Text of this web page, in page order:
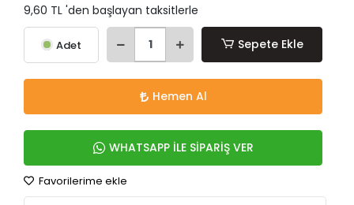
9,60 TL 'den başlayan taksitlerle
Adet Sepete Ekle
Hemen Al
WHATSAPP İLE SİPARİŞ VER
Favorilerime ekle